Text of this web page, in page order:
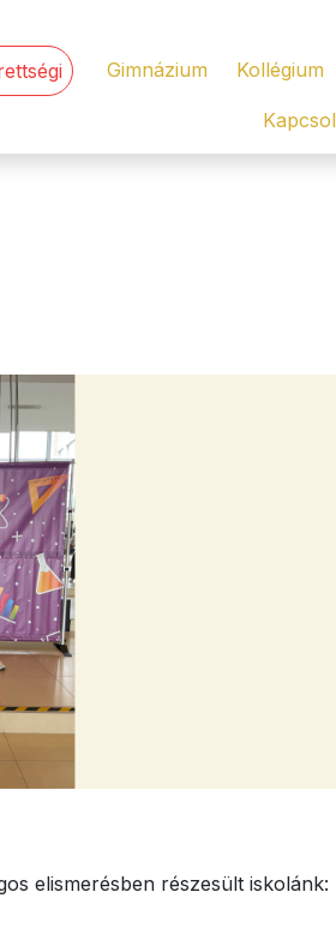
Gimnázium Kollégium
elismerésben részesült iskolánk: